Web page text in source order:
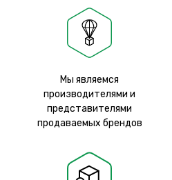
Мы являемся
производителями и
представителями
продаваемых брендов